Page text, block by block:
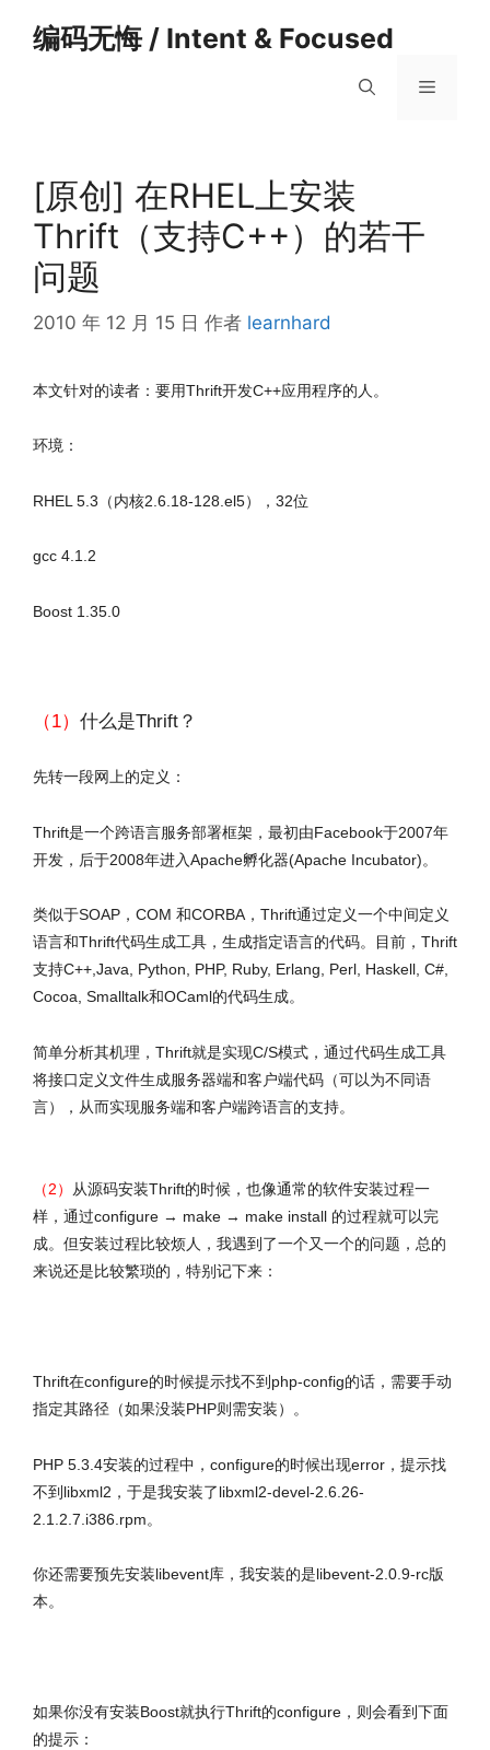
编码无悔 / Intent & Focused
菜
[原创] 在RHEL上安装
Thrift（支持C++）的若干
问题
2010 年 12 月 15 日 作者 learnhard
本文针对的读者：要用Thrift开发C++应用程序的人。
环境：
RHEL 5.3（内核2.6.18-128.el5），32位
gcc 4.1.2
Boost 1.35.0
（1） 什么是Thrift？
先转一段网上的定义：
Thrift是一个跨语言服务部署框架，最初由Facebook于2007年
开发，后于2008年进入Apache孵化器(Apache Incubator)。
类似于SOAP，COM 和CORBA，Thrift通过定义一个中间定义
语言和Thrift代码生成工具，生成指定语言的代码。目前，Thrift
支持C++,Java, Python, PHP, Ruby, Erlang, Perl, Haskell, C#,
Cocoa, Smalltalk和OCaml的代码生成。
简单分析其机理，Thrift就是实现C/S模式，通过代码生成工具
将接口定义文件生成服务器端和客户端代码（可以为不同语
言），从而实现服务端和客户端跨语言的支持。
（2）
从源码安装Thrift的时候，也像通常的软件安装过程一
样，通过configure → make → make install 的过程就可以完
成。但安装过程比较烦人，我遇到了一个又一个的问题，总的
来说还是比较繁琐的，特别记下来：
Thrift在configure的时候提示找不到php-config的话，需要手动
指定其路径（如果没装PHP则需安装）。
PHP 5.3.4安装的过程中，configure的时候出现error，提示找
不到libxml2，于是我安装了libxml2-devel-2.6.26-
2.1.2.7.i386.rpm。
你还需要预先安装libevent库，我安装的是libevent-2.0.9-rc版
本。
如果你没有安装Boost就执行Thrift的configure，则会看到下面
的提示：